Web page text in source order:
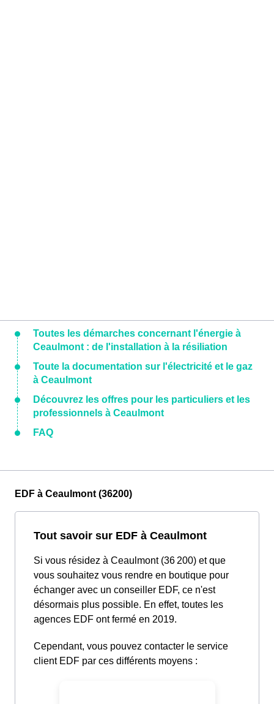
Toutes les démarches concernant l'énergie à
Ceaulmont : de l'installation à la résiliation
Toute la documentation sur l'électricité et le gaz
à Ceaulmont
Découvrez les offres pour les particuliers et les
professionnels à Ceaulmont
FAQ
EDF à Ceaulmont (36200)
Tout savoir sur EDF à Ceaulmont
Si vous résidez à Ceaulmont (36 200) et que
vous souhaitez vous rendre en boutique pour
échanger avec un conseiller EDF, ce n'est
désormais plus possible. En effet, toutes les
agences EDF ont fermé en 2019.
Cependant, vous pouvez contacter le service
client EDF par ces différents moyens :